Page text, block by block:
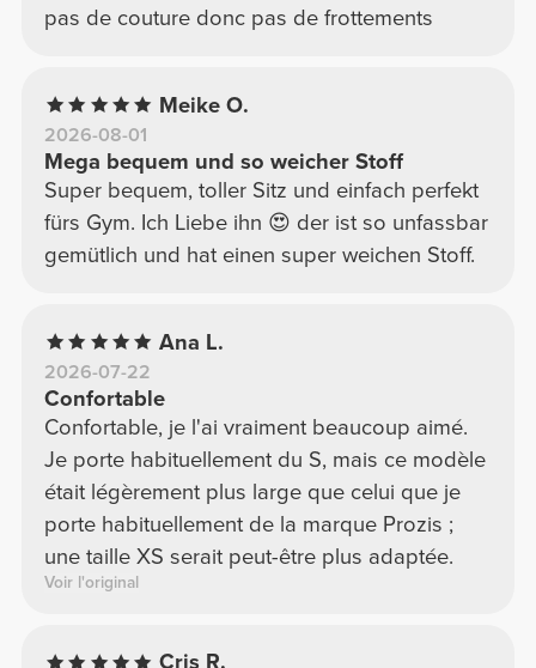
pas de couture donc pas de frottements
Meike O.
2026-08-01
Mega bequem und so weicher Stoff
Super bequem, toller Sitz und einfach perfekt
fürs Gym. Ich Liebe ihn 😍 der ist so unfassbar
gemütlich und hat einen super weichen Stoff.
Ana L.
2026-07-22
Confortable
Confortable, je l'ai vraiment beaucoup aimé.
Je porte habituellement du S, mais ce modèle
était légèrement plus large que celui que je
porte habituellement de la marque Prozis ;
une taille XS serait peut-être plus adaptée.
Voir l'original
Cris R.